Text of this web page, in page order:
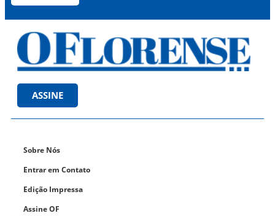
ASSINE
Sobre Nós
Entrar em Contato
Edição Impressa
Assine OF